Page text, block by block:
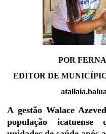
POR
EDITOR DE
A gestão Walace
população